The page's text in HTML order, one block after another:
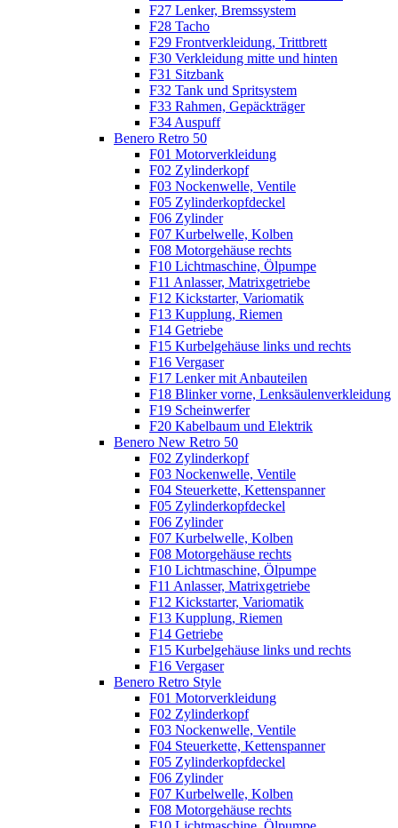
F27 Lenker, Bremssystem
F28 Tacho
F29 Frontverkleidung, Trittbrett
F30 Verkleidung mitte und hinten
F31 Sitzbank
F32 Tank und Spritsystem
F33 Rahmen, Gepäckträger
F34 Auspuff
Benero Retro 50
F01 Motorverkleidung
F02 Zylinderkopf
F03 Nockenwelle, Ventile
F05 Zylinderkopfdeckel
F06 Zylinder
F07 Kurbelwelle, Kolben
F08 Motorgehäuse rechts
F10 Lichtmaschine, Ölpumpe
F11 Anlasser, Matrixgetriebe
F12 Kickstarter, Variomatik
F13 Kupplung, Riemen
F14 Getriebe
F15 Kurbelgehäuse links und rechts
F16 Vergaser
F17 Lenker mit Anbauteilen
F18 Blinker vorne, Lenksäulenverkleidung
F19 Scheinwerfer
F20 Kabelbaum und Elektrik
Benero New Retro 50
F02 Zylinderkopf
F03 Nockenwelle, Ventile
F04 Steuerkette, Kettenspanner
F05 Zylinderkopfdeckel
F06 Zylinder
F07 Kurbelwelle, Kolben
F08 Motorgehäuse rechts
F10 Lichtmaschine, Ölpumpe
F11 Anlasser, Matrixgetriebe
F12 Kickstarter, Variomatik
F13 Kupplung, Riemen
F14 Getriebe
F15 Kurbelgehäuse links und rechts
F16 Vergaser
Benero Retro Style
F01 Motorverkleidung
F02 Zylinderkopf
F03 Nockenwelle, Ventile
F04 Steuerkette, Kettenspanner
F05 Zylinderkopfdeckel
F06 Zylinder
F07 Kurbelwelle, Kolben
F08 Motorgehäuse rechts